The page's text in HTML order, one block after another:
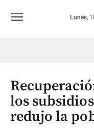
Colombia
Lunes,
menu
los
redujo la